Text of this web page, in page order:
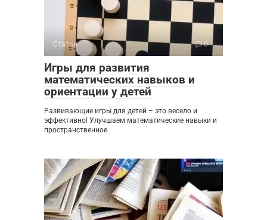
Статьи 0
Игры для развития
математических навыков и
ориентации у детей
Развивающие игры для детей – это весело и
эффективно! Улучшаем математические навыки и
пространственное